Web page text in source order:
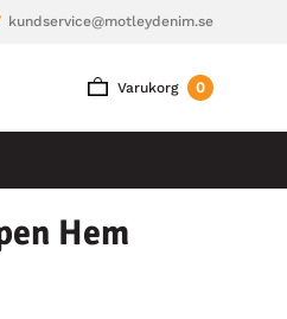
kundservice@motleydenim.se
Varukorg 0
Hem